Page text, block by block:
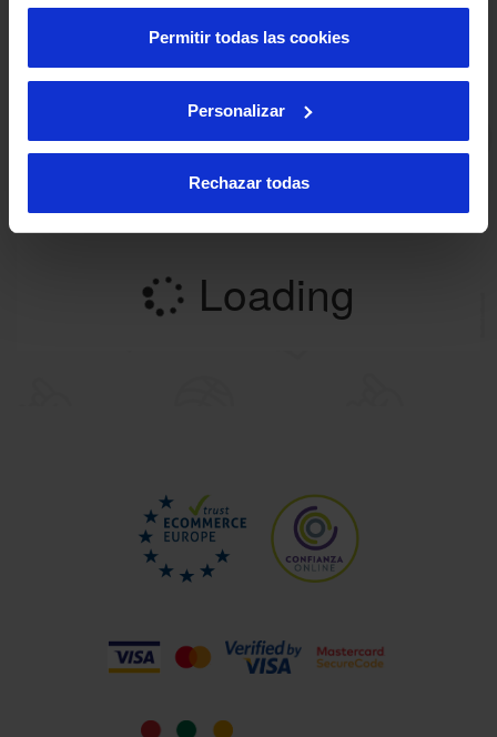
Permitir todas las cookies
Personalizar
Rechazar todas
Loading